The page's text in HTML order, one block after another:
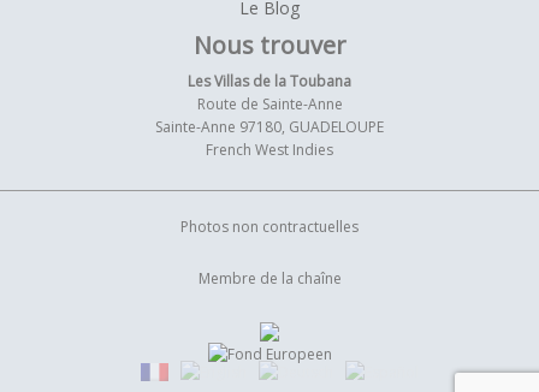
Le Blog
Nous trouver
Les Villas de la Toubana
Route de Sainte-Anne
Sainte-Anne 97180, GUADELOUPE
French West Indies
Photos non contractuelles
Membre de la chaîne